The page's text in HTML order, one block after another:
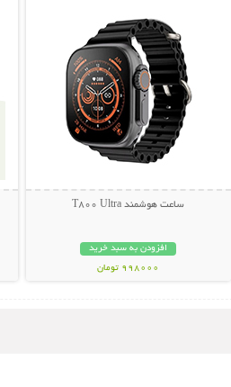
ساعت هوشمند T800 Ultra
افزودن به سبد خرید
998000 تومان